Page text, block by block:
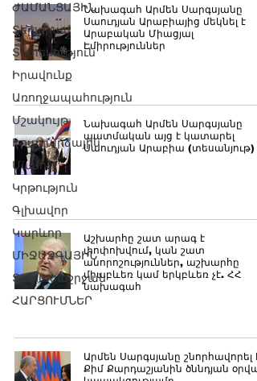
ԺԱՄԱՆՑԱՅԻՆ
Տելեգրամ
Տնտեսություն
Իրավունք
Առողջապահություն
Մշակույթ
Իրադարձային
Մամուլ
Կրթություն
Գլխավոր
Կարևոր
ՄԻՋԱԶԳԱՅԻՆ
Տարածաշրջան
ՀԱՐՑՈՒՄՆԵՐ
Նախագահ Արմեն Սարգսյանը
Սաուդյան Արաբիայից մեկնել է
Արաբական Միացյալ
Էմիրություններ
Նախագահ Արմեն Սարգսյանը
պատմական այց է կատարել
Սաուդյան Արաբիա (տեսանյութ)
Աշխարհը շատ արագ է
փոփոխվում, կան շատ
անորոշություններ, աշխարհը
միաբևեռ կամ երկբևեռ չէ. ՀՀ
նախագահ
Արմեն Սարգսյանը շնորհավորել է
Քիմ Քարդաշյանին ծննդյան օրվա